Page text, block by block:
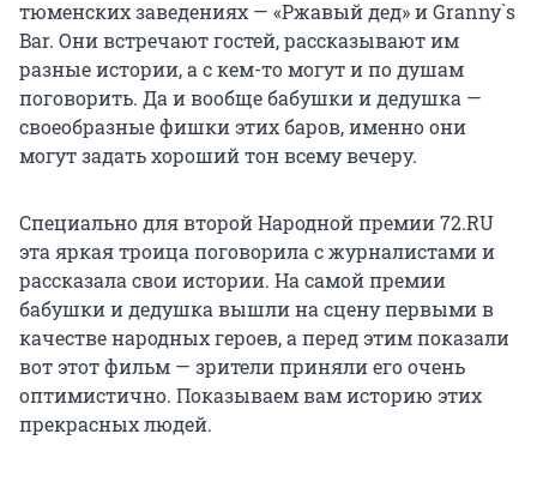
тюменских заведениях — «Ржавый дед» и Granny`s
Bar. Они встречают гостей, рассказывают им
разные истории, а с кем-то могут и по душам
поговорить. Да и вообще бабушки и дедушка —
своеобразные фишки этих баров, именно они
могут задать хороший тон всему вечеру.
Специально для второй Народной премии 72.RU
эта яркая троица поговорила с журналистами и
рассказала свои истории. На самой премии
бабушки и дедушка вышли на сцену первыми в
качестве народных героев, а перед этим показали
вот этот фильм — зрители приняли его очень
оптимистично. Показываем вам историю этих
прекрасных людей.